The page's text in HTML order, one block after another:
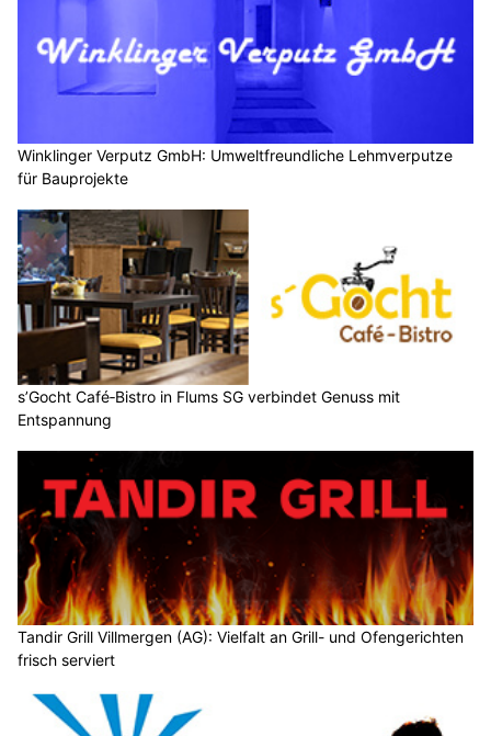
Winklinger Verputz GmbH: Umweltfreundliche Lehmverputze
für Bauprojekte
s’Gocht Café‑Bistro in Flums SG verbindet Genuss mit
Entspannung
Tandir Grill Villmergen (AG): Vielfalt an Grill- und Ofengerichten
frisch serviert